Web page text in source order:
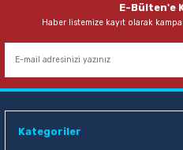
E-Bülten'e
Haber listemize kayıt olarak
Kategoriler